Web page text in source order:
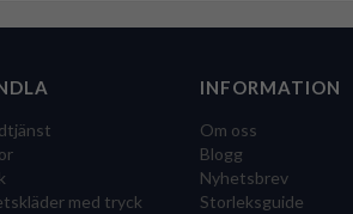
med tryck
INFORMATION
Om oss
Blogg
Nyhetsbrev
Storleksguide